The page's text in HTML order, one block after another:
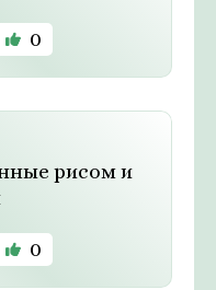
0
рисом и
0